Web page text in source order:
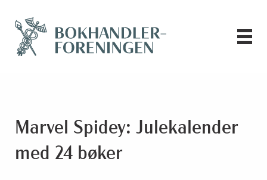
Marvel Spidey: Julekalender
med 24 bøker